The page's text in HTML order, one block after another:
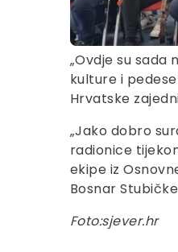
„Ovdje su sada
kulture i
Hrvatske
„Jako dobro
radionice
ekipe iz
Bosnar
Foto:sjever.hr